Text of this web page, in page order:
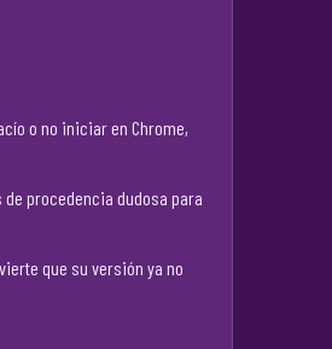
o no iniciar en Chrome,
procedencia dudosa para
que su versión ya no